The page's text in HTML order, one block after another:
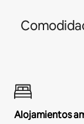
Alojamientos